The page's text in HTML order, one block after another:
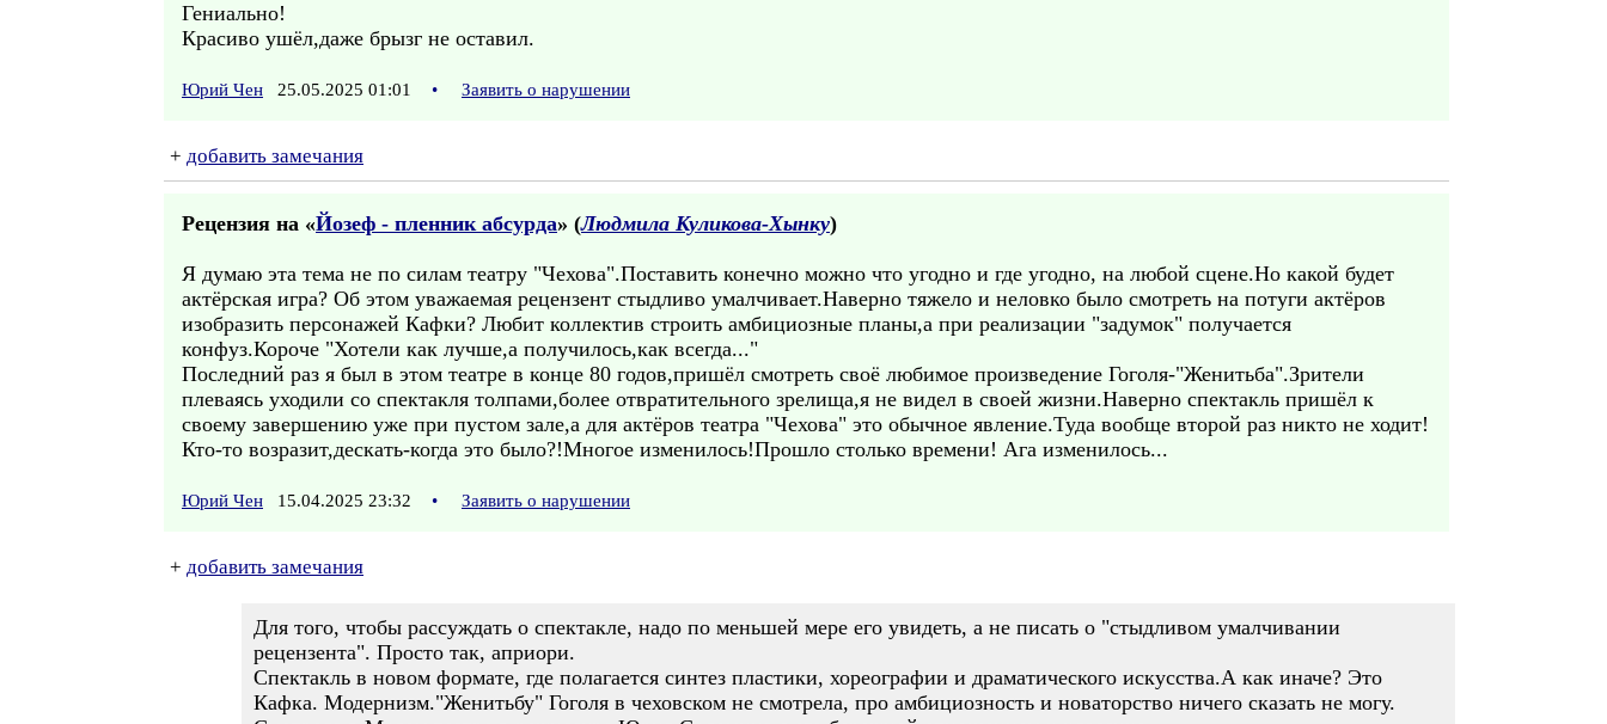
Гениально!
Красиво ушёл,даже брызг не оставил.
Юрий Чен 25.05.2025 01:01 • Заявить о нарушении
+ добавить замечания
Рецензия на «Йозеф - пленник абсурда» (Людмила Куликова-Хынку)
Я думаю эта тема не по силам театру "Чехова".Поставить конечно можно что угодно и где угодно, на любой сцене.Но какой будет
актёрская игра? Об этом уважаемая рецензент стыдливо умалчивает.Наверно тяжело и неловко было смотреть на потуги актёров
изобразить персонажей Кафки? Любит коллектив строить амбициозные планы,а при реализации "задумок" получается
конфуз.Короче "Хотели как лучше,а получилось,как всегда..."
Последний раз я был в этом театре в конце 80 годов,пришёл смотреть своё любимое произведение Гоголя-"Женитьба".Зрители
плеваясь уходили со спектакля толпами,более отвратительного зрелища,я не видел в своей жизни.Наверно спектакль пришёл к
своему завершению уже при пустом зале,а для актёров театра "Чехова" это обычное явление.Туда вообще второй раз никто не ходит!
Кто-то возразит,дескать-когда это было?!Многое изменилось!Прошло столько времени! Ага изменилось...
Юрий Чен 15.04.2025 23:32 • Заявить о нарушении
+ добавить замечания
Для того, чтобы рассуждать о спектакле, надо по меньшей мере его увидеть, а не писать о "стыдливом умалчивании
рецензента". Просто так, априори.
Спектакль в новом формате, где полагается синтез пластики, хореографии и драматического искусства.А как иначе? Это
Кафка. Модернизм."Женитьбу" Гоголя в чеховском не смотрела, про амбициозность и новаторство ничего сказать не могу.